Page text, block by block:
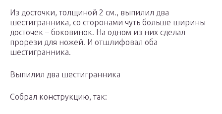
Из досточки, толщиной 2 см., выпилил два
шестигранника, со сторонами чуть больше ширины
досточек – боковинок. На одном из них сделал
прорези для ножей. И отшлифовал оба
шестигранника.
Выпилил два шестигранника
Собрал конструкцию, так: